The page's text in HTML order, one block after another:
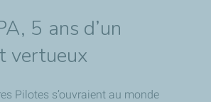
5 ans d’un
vertueux
Pilotes s’ouvraient au monde